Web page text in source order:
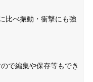
比べ振動・衝撃にも強
で編集や保存等もでき